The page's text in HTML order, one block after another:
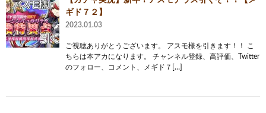
ギド７２】
2023.01.03
ご視聴ありがとうございます。 アスモ様を引きます！！ こ
ちらは本アカになります。 チャンネル登録、高評価、Twitter
のフォロー、コメント、メギド７[…]